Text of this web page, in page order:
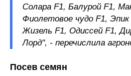
Солара F1, Балурой F1,
Фиолетовое чудо F1, Эпик
Жизель F1, Одиссей F1,
Лорд", - перечислила
Посев семян